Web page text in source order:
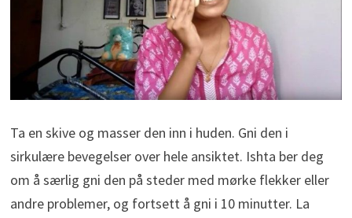
Ta en skive og masser den inn i huden. Gni den i
sirkulære bevegelser over hele ansiktet. Ishta ber deg
om å særlig gni den på steder med mørke flekker eller
andre problemer, og fortsett å gni i 10 minutter. La